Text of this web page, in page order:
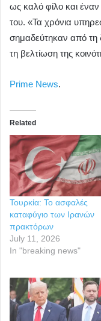
ως καλό φίλο και έναν
του. «Τα χρόνια
σημαδεύτηκαν από τη
τη βελτίωση της
Prime News.
Related
Τουρκία: Το ασφαλές
καταφύγιο των Ιρανών
πρακτόρων
July 11, 2026
In "breaking news"